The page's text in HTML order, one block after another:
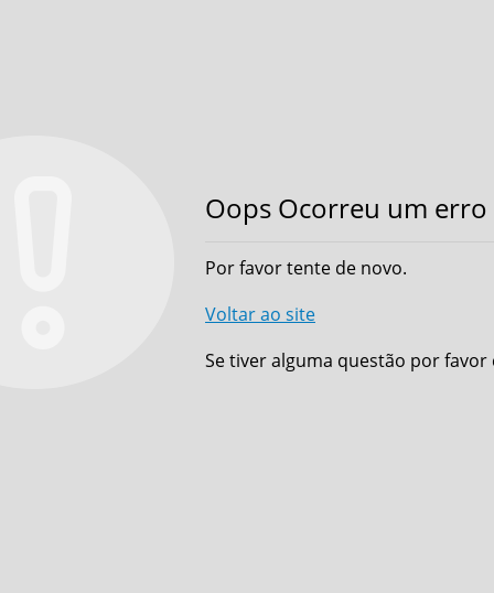
Oops Ocorreu um
Por favor tente de novo.
Voltar ao site
Se tiver alguma questão por favor